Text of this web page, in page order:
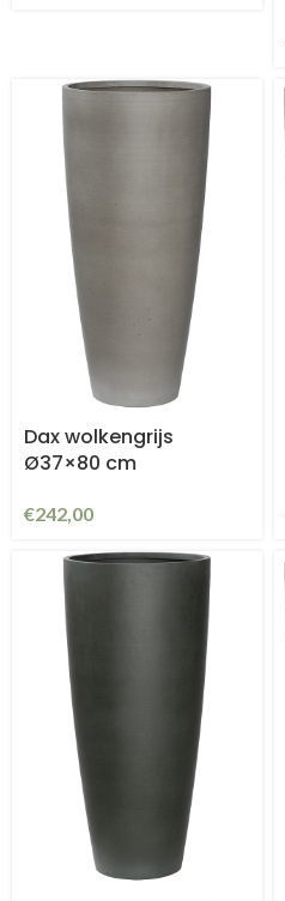
Dax wolkengrijs
Ø37×80 cm
€242,00